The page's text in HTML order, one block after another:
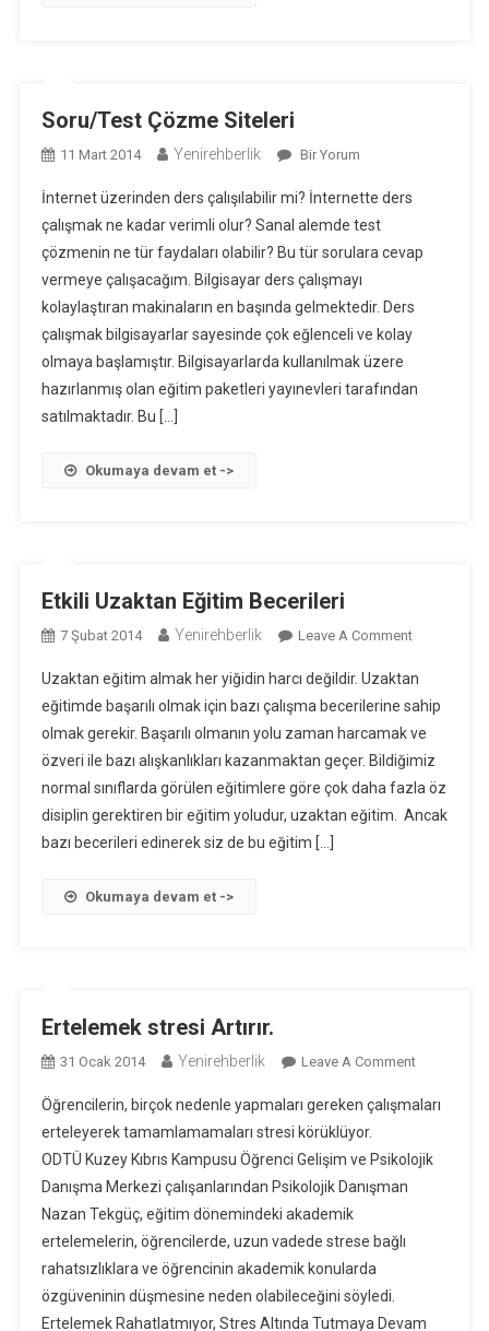
Soru/Test Çözme Siteleri
11 Mart 2014 Yenirehberlik
Soru/Test
Siteleri
Için
Bir Yorum
İnternet üzerinden ders çalışılabilir mi? İnternette ders
çalışmak ne kadar verimli olur? Sanal alemde test
çözmenin ne tür faydaları olabilir? Bu tür sorulara cevap
vermeye çalışacağım. Bilgisayar ders çalışmayı
kolaylaştıran makinaların en başında gelmektedir. Ders
çalışmak bilgisayarlar sayesinde çok eğlenceli ve kolay
olmaya başlamıştır. Bilgisayarlarda kullanılmak üzere
hazırlanmış olan eğitim paketleri yayınevleri tarafından
satılmaktadır. Bu […]
Okumaya devam et ->
Etkili Uzaktan Eğitim Becerileri
7 Şubat 2014 Yenirehberlik Leave A CommentOn
Uzaktan
Eğitim
Becerileri
Uzaktan eğitim almak her yiğidin harcı değildir. Uzaktan
eğitimde başarılı olmak için bazı çalışma becerilerine sahip
olmak gerekir. Başarılı olmanın yolu zaman harcamak ve
özveri ile bazı alışkanlıkları kazanmaktan geçer. Bildiğimiz
normal sınıflarda görülen eğitimlere göre çok daha fazla öz
disiplin gerektiren bir eğitim yoludur, uzaktan eğitim. Ancak
bazı becerileri edinerek siz de bu eğitim […]
Okumaya devam et ->
Ertelemek stresi Artırır.
31 Ocak 2014 Yenirehberlik Leave A CommentOn
Stresi
Öğrencilerin, birçok nedenle yapmaları gereken çalışmaları
erteleyerek tamamlamamaları stresi körüklüyor.
ODTÜ Kuzey Kıbrıs Kampusu Öğrenci Gelişim ve Psikolojik
Danışma Merkezi çalışanlarından Psikolojik Danışman
Nazan Tekgüç, eğitim dönemindeki akademik
ertelemelerin, öğrencilerde, uzun vadede strese bağlı
rahatsızlıklara ve öğrencinin akademik konularda
özgüveninin düşmesine neden olabileceğini söyledi.
Ertelemek Rahatlatmıyor, Stres Altında Tutmaya Devam